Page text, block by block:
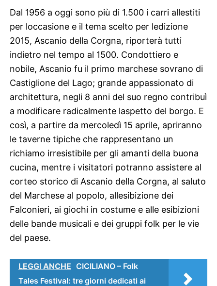
Dal 1956 a oggi sono più di 1.500 i carri allestiti
per loccasione e il tema scelto per ledizione
2015, Ascanio della Corgna, riporterà tutti
indietro nel tempo al 1500. Condottiero e
nobile, Ascanio fu il primo marchese sovrano di
Castiglione del Lago; grande appassionato di
architettura, negli 8 anni del suo regno contribuì
a modificare radicalmente laspetto del borgo. E
così, a partire da mercoledì 15 aprile, apriranno
le taverne tipiche che rappresentano un
richiamo irresistibile per gli amanti della buona
cucina, mentre i visitatori potranno assistere al
corteo storico di Ascanio della Corgna, al saluto
del Marchese al popolo, allesibizione dei
Falconieri, ai giochi in costume e alle esibizioni
delle bande musicali e dei gruppi folk per le vie
del paese.
LEGGI ANCHE CICILIANO – Folk
Tales Festival: tre giorni dedicati ai